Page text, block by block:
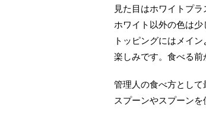
見た目はホワイトプラ
ホワイト以外の色は少
トッピングにはメイ
楽しみです。食べる前
管理人の食べ方として
スプーンやスプーンを